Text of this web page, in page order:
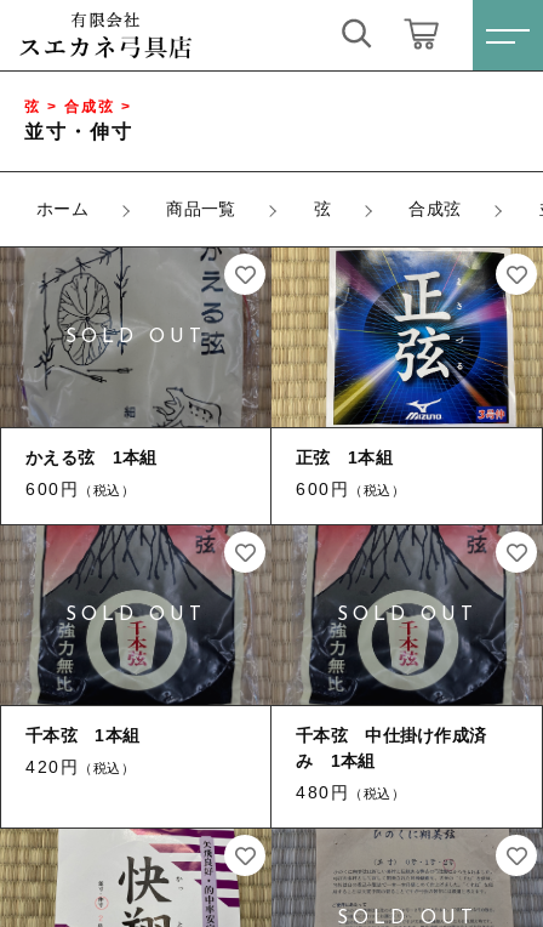
弦 > 合成弦 >
並寸・伸寸
ホーム 商品一覧 弦 合成弦
かえる弦 1本組
600円
（税込）
正弦 1本組
600円
（税込）
千本弦 1本組
420円
（税込）
千本弦 中仕掛け作成済
み 1本組
480円
（税込）
ログイン / 会員登録
すべての商品
矢
弓
ゆがけ
弓道衣
消耗品
新着商品
当店について
すべて
弓
ゆがけ
消耗品
キーワード検索
親カテゴリ
子カテゴリ
価格帯
～
その他
在庫あり セール
並び順